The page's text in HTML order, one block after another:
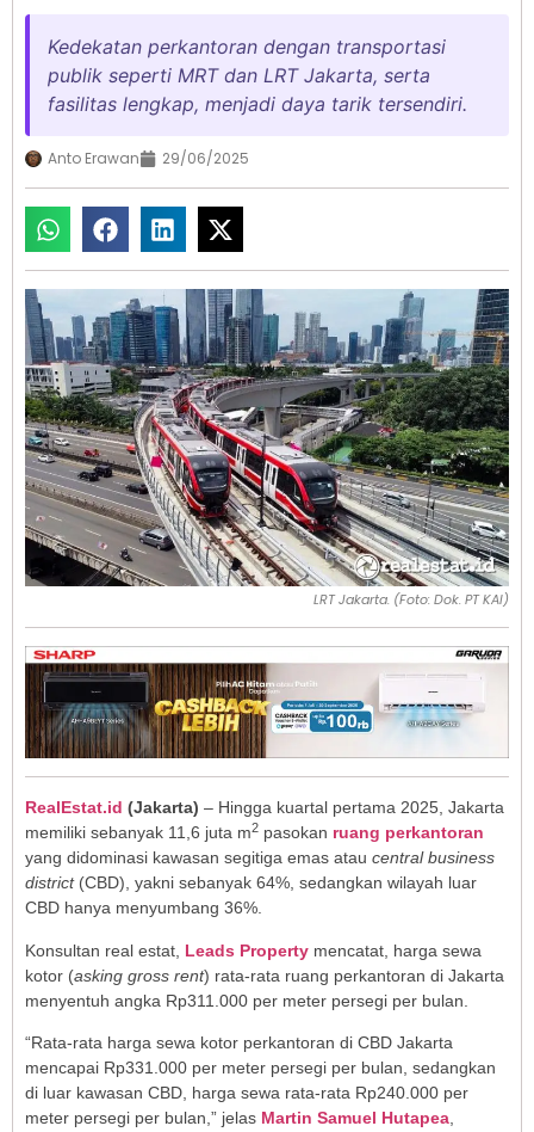
Kedekatan perkantoran dengan transportasi
publik seperti MRT dan LRT Jakarta, serta
fasilitas lengkap, menjadi daya tarik tersendiri.
Anto Erawan 29/06/2025
LRT Jakarta. (Foto: Dok. PT KAI)
RealEstat.id (Jakarta) – Hingga kuartal pertama 2025, Jakarta
memiliki sebanyak 11,6 juta m2 pasokan ruang perkantoran
yang didominasi kawasan segitiga emas atau central business
district(CBD), yakni sebanyak 64%, sedangkan wilayah luar
CBD hanya menyumbang 36%.
Konsultan real estat, Leads Property mencatat, harga sewa
kotor (asking gross rent) rata-rata ruang perkantoran di Jakarta
menyentuh angka Rp311.000 per meter persegi per bulan.
“Rata-rata harga sewa kotor perkantoran di CBD Jakarta
mencapai Rp331.000 per meter persegi per bulan, sedangkan
di luar kawasan CBD, harga sewa rata-rata Rp240.000 per
meter persegi per bulan,” jelas Martin Samuel Hutapea